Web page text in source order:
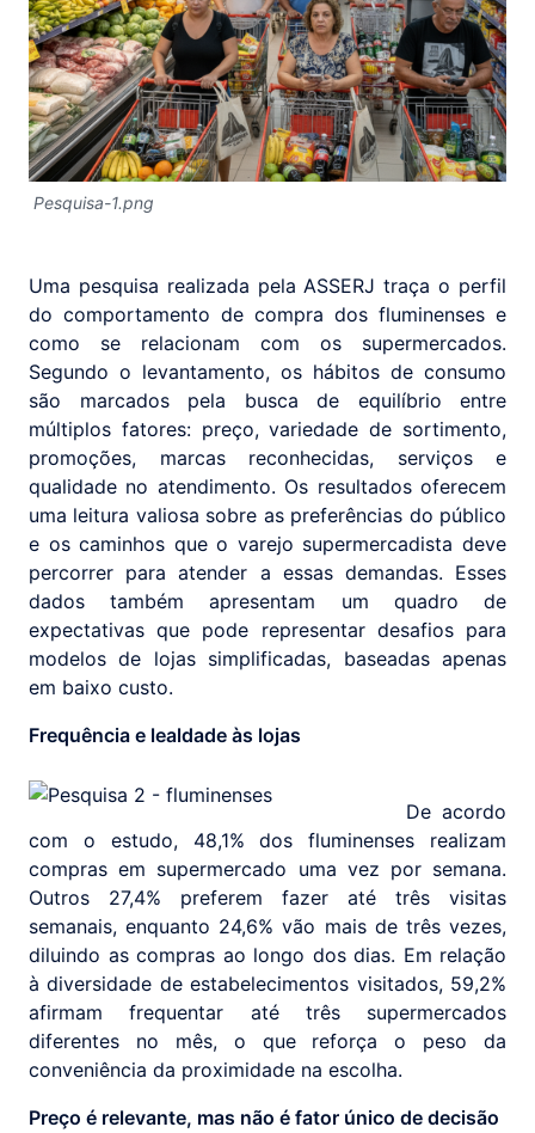
Pesquisa-1.png
Uma pesquisa realizada pela ASSERJ traça o perfil
do comportamento de compra dos fluminenses e
como se relacionam com os supermercados.
Segundo o levantamento, os hábitos de consumo
são marcados pela busca de equilíbrio entre
múltiplos fatores: preço, variedade de sortimento,
promoções, marcas reconhecidas, serviços e
qualidade no atendimento. Os resultados oferecem
uma leitura valiosa sobre as preferências do público
e os caminhos que o varejo supermercadista deve
percorrer para atender a essas demandas. Esses
dados também apresentam um quadro de
expectativas que pode representar desafios para
modelos de lojas simplificadas, baseadas apenas
em baixo custo.
Frequência e lealdade às lojas
De acordo
com o estudo, 48,1% dos fluminenses realizam
compras em supermercado uma vez por semana.
Outros 27,4% preferem fazer até três visitas
semanais, enquanto 24,6% vão mais de três vezes,
diluindo as compras ao longo dos dias. Em relação
à diversidade de estabelecimentos visitados, 59,2%
afirmam frequentar até três supermercados
diferentes no mês, o que reforça o peso da
conveniência da proximidade na escolha.
Preço é relevante, mas não é fator único de decisão